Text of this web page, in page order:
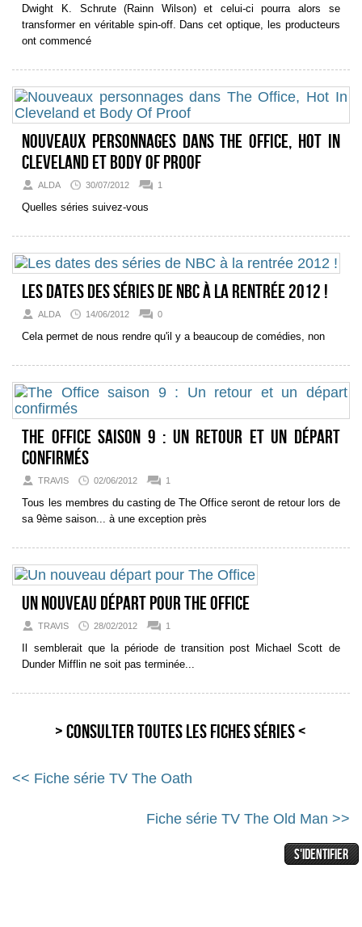
Dwight K. Schrute (Rainn Wilson) et celui-ci pourra alors se
transformer en véritable spin-off. Dans cet optique, les producteurs
ont commencé
Nouveaux personnages dans The Office, Hot In
Cleveland et Body Of Proof
ALDA 30/07/2012 1
Quelles séries suivez-vous
Les dates des séries de NBC à la rentrée 2012 !
ALDA 14/06/2012 0
Cela permet de nous rendre qu'il y a beaucoup de comédies, non
The Office saison 9 : Un retour et un départ
confirmés
TRAVIS 02/06/2012 1
Tous les membres du casting de The Office seront de retour lors de
sa 9ème saison... à une exception près
Un nouveau départ pour The Office
TRAVIS 28/02/2012 1
Il semblerait que la période de transition post Michael Scott de
Dunder Mifflin ne soit pas terminée...
> Consulter toutes les fiches séries <
<< Fiche série TV The Oath
Fiche série TV The Old Man >>